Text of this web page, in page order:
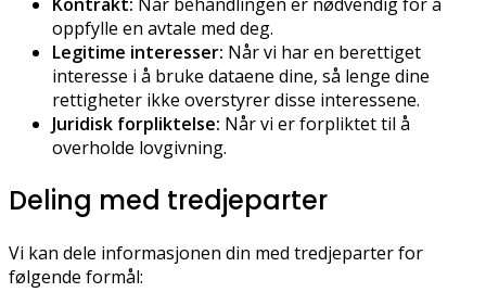
oppfylle en avtale med deg.
Legitime interesser: Når vi har en berettiget
interesse i å bruke dataene dine, så lenge dine
rettigheter ikke overstyrer disse interessene.
Juridisk forpliktelse: Når vi er forpliktet til å
overholde lovgivning.
Deling med tredjeparter
Vi kan dele informasjonen din med tredjeparter for
følgende formål: